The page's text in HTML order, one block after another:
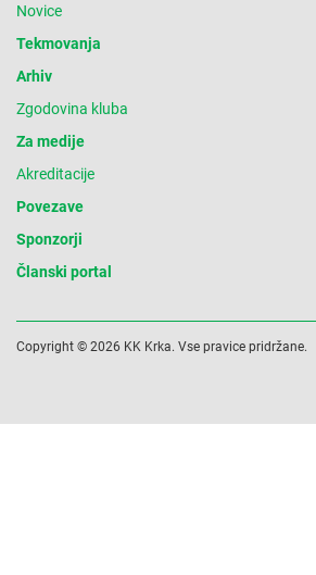
Novice
Tekmovanja
Arhiv
Zgodovina kluba
Za medije
Akreditacije
Povezave
Sponzorji
Članski portal
Copyright © 2026 KK Krka. Vse pravice pridržane.